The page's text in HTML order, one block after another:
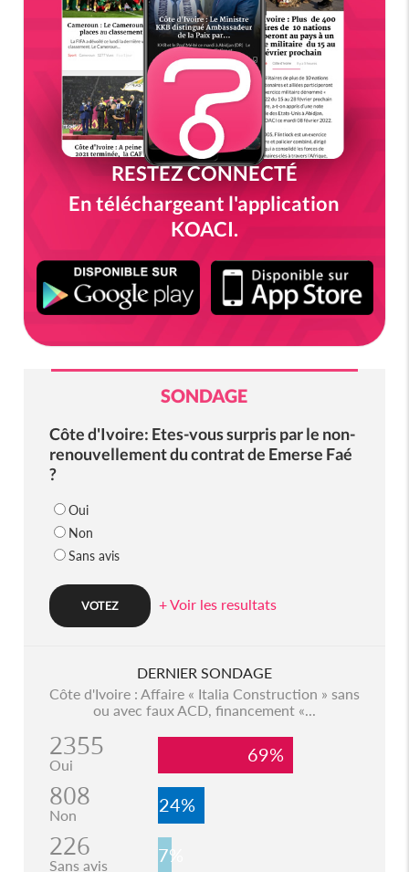
RESTEZ CONNECTÉ
En téléchargeant l'application
KOACI.
SONDAGE
Côte d'Ivoire: Etes-vous surpris par le non-
renouvellement du contrat de Emerse Faé
?
Oui
Non
Sans avis
+ Voir les resultats
DERNIER SONDAGE
Côte d'Ivoire : Affaire « Italia Construction » sans
ou avec faux ACD, financement «...
2355
Oui 69%
808
Non 24%
226
Sans avis 7%